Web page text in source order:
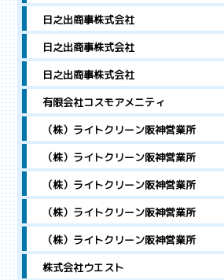
日之出商事株式会社
日之出商事株式会社
日之出商事株式会社
有限会社コスモアメニティ
（株）ライトクリーン阪神営業所
（株）ライトクリーン阪神営業所
（株）ライトクリーン阪神営業所
（株）ライトクリーン阪神営業所
（株）ライトクリーン阪神営業所
株式会社ウエスト